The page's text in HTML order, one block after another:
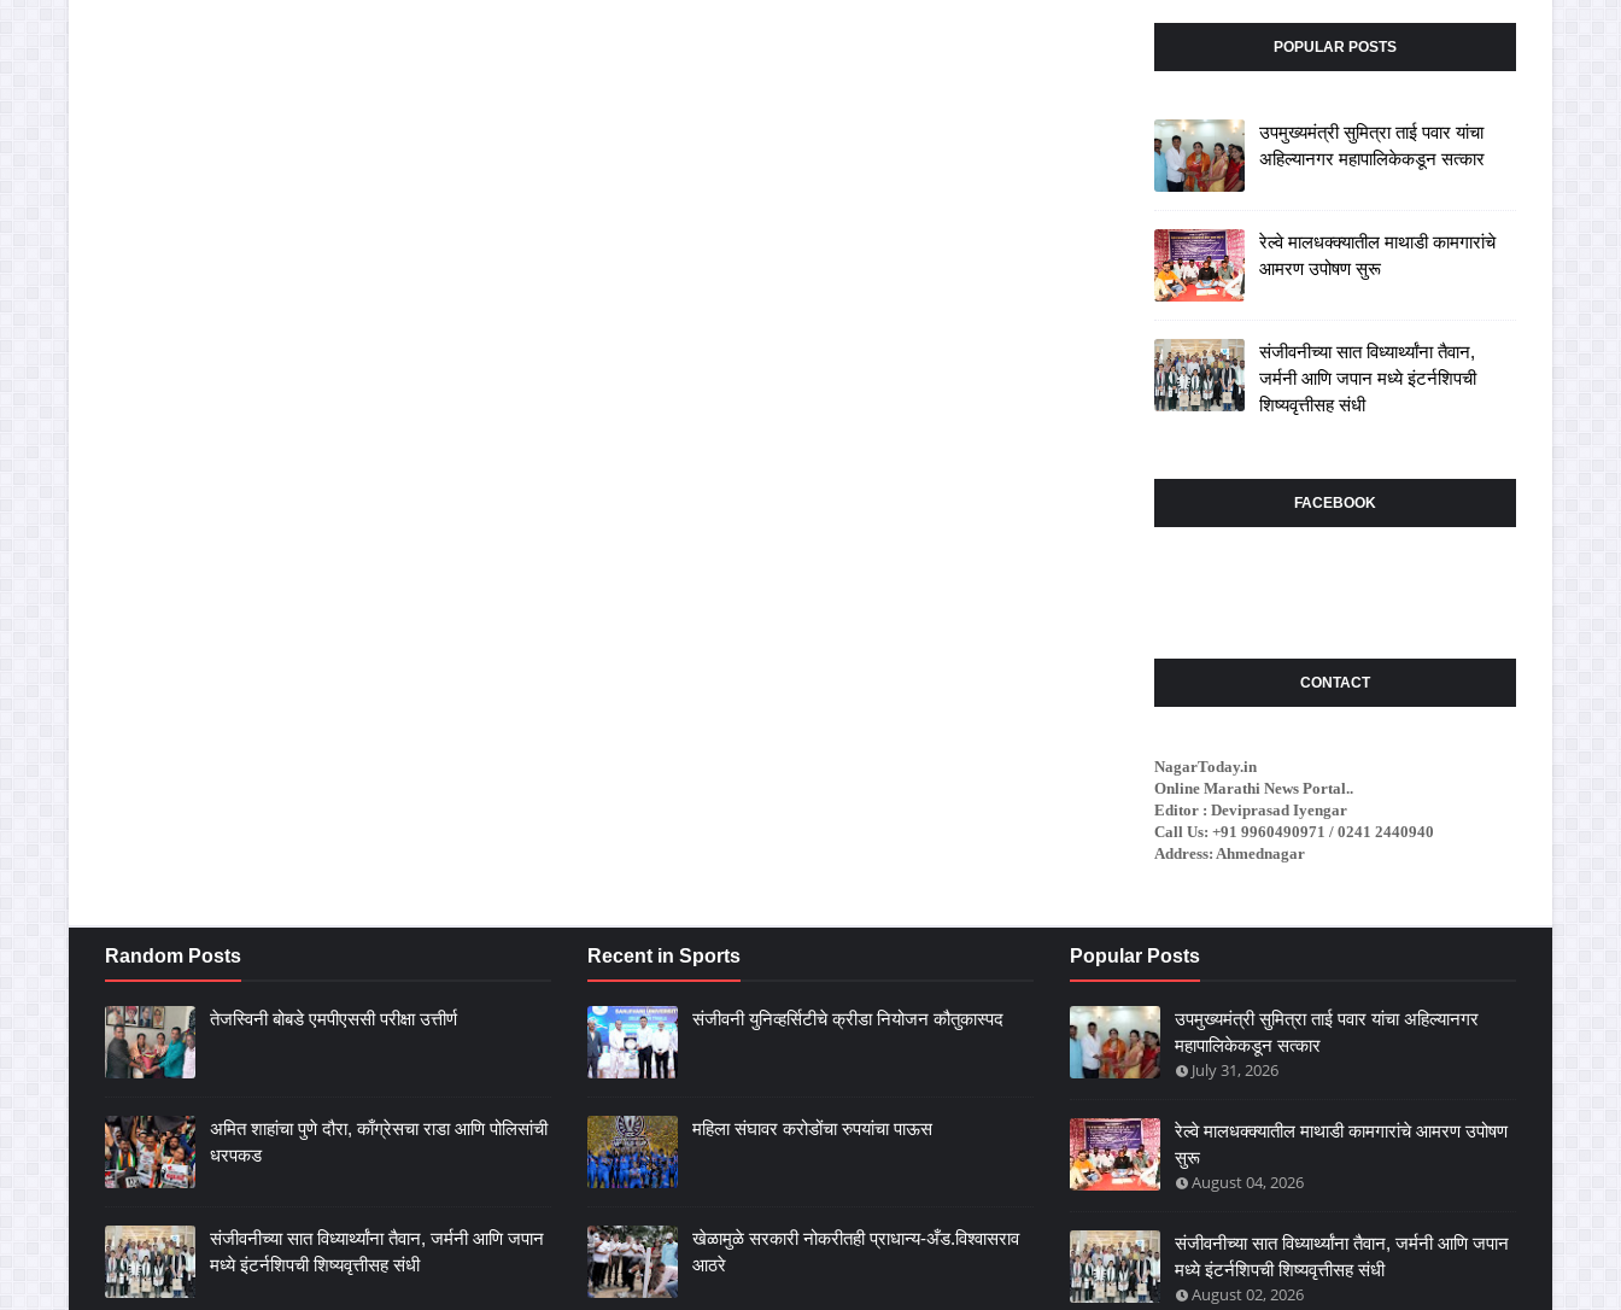
POPULAR POSTS
उपमुख्यमंत्री सुमित्रा ताई पवार यांचा
अहिल्यानगर महापालिकेकडून सत्कार
रेल्वे मालधक्क्यातील माथाडी कामगारांचे
आमरण उपोषण सुरू
संजीवनीच्या सात विध्यार्थ्यांना तैवान,
जर्मनी आणि जपान मध्ये इंटर्नशिपची
शिष्यवृत्तीसह संधी
FACEBOOK
CONTACT
NagarToday.in
Online Marathi News Portal..
Editor : Deviprasad Iyengar
Call Us: +91 9960490971 / 0241 2440940
Address: Ahmednagar
Random Posts
तेजस्विनी बोबडे एमपीएससी परीक्षा उत्तीर्ण
अमित शाहांचा पुणे दौरा, काँग्रेसचा राडा आणि पोलिसांची
धरपकड
संजीवनीच्या सात विध्यार्थ्यांना तैवान, जर्मनी आणि जपान
मध्ये इंटर्नशिपची शिष्यवृत्तीसह संधी
Recent in Sports
संजीवनी युनिव्हर्सिटीचे क्रीडा नियोजन कौतुकास्पद
महिला संघावर करोडोंचा रुपयांचा पाऊस
खेळामुळे सरकारी नोकरीतही प्राधान्य-अँड.विश्वासराव
आठरे
Popular Posts
उपमुख्यमंत्री सुमित्रा ताई पवार यांचा अहिल्यानगर
महापालिकेकडून सत्कार
July 31, 2026
रेल्वे मालधक्क्यातील माथाडी कामगारांचे आमरण उपोषण
सुरू
August 04, 2026
संजीवनीच्या सात विध्यार्थ्यांना तैवान, जर्मनी आणि जपान
मध्ये इंटर्नशिपची शिष्यवृत्तीसह संधी
August 02, 2026